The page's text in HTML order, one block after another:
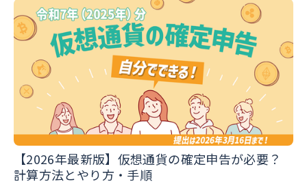
【2026年最新版】仮想通貨の確定申告が必要？
計算方法とやり方・手順